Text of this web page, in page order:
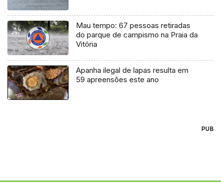
Mau tempo: 67 pessoas retiradas
do parque de campismo na Praia da
Vitória
Apanha ilegal de lapas resulta em
59 apreensões este ano
PUB